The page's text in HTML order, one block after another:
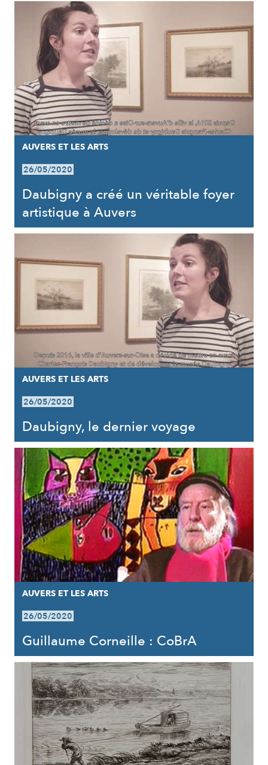
AUVERS ET LES ARTS
26/05/2020
Daubigny a créé un véritable foyer
artistique à Auvers
AUVERS ET LES ARTS
26/05/2020
Daubigny, le dernier voyage
AUVERS ET LES ARTS
26/05/2020
Guillaume Corneille : CoBrA